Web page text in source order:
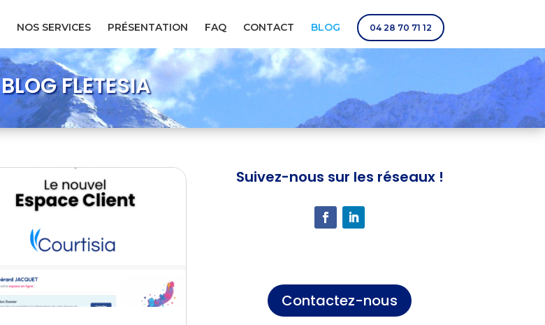
NOS SERVICES PRÉSENTATION FAQ CONTACT BLOG 04 28 70 71 12
BLOG FLETESIA
Suivez-nous sur les réseaux !
Contactez-nous